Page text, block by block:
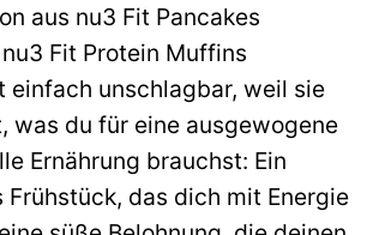
aus nu3 Fit Pancakes
Fit Protein Muffins
einfach unschlagbar, weil sie
was du für eine ausgewogene
Ernährung brauchst: Ein
das dich mit Energie